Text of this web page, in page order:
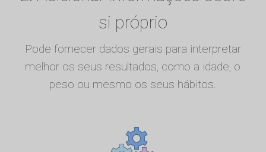
si próprio
Pode fornecer dados gerais para interpretar
melhor os seus resultados, como a idade, o
peso ou mesmo os seus hábitos.